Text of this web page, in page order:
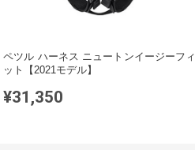
ペツル ハーネス ニュートンイージーフィ
ット【2021モデル】
¥31,350